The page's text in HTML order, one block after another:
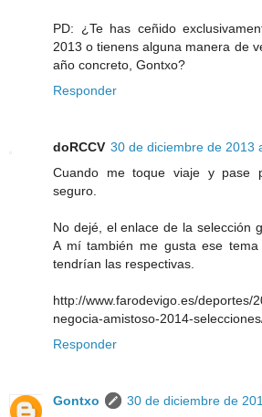
PD: ¿Te has ceñido
2013 o tienens alguna manera de
año concreto, Gontxo?
Responder
doRCCV 30 de diciembre de 2013
Cuando me toque viaje y pase
seguro.
No dejé, el enlace de la selección
A mí también me gusta ese
tendrían las respectivas.
http://www.farodevigo.es/deportes/
negocia-amistoso-2014-
Responder
Gontxo
30 de diciembre de